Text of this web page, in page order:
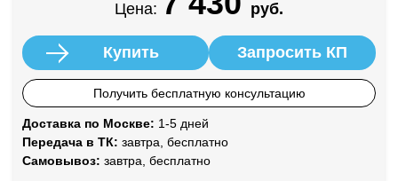
Цена: руб.
Купить Запросить КП
Получить бесплатную консультацию
Доставка по Москве: 1-5 дней
Передача в ТК: завтра, бесплатно
Самовывоз: завтра, бесплатно